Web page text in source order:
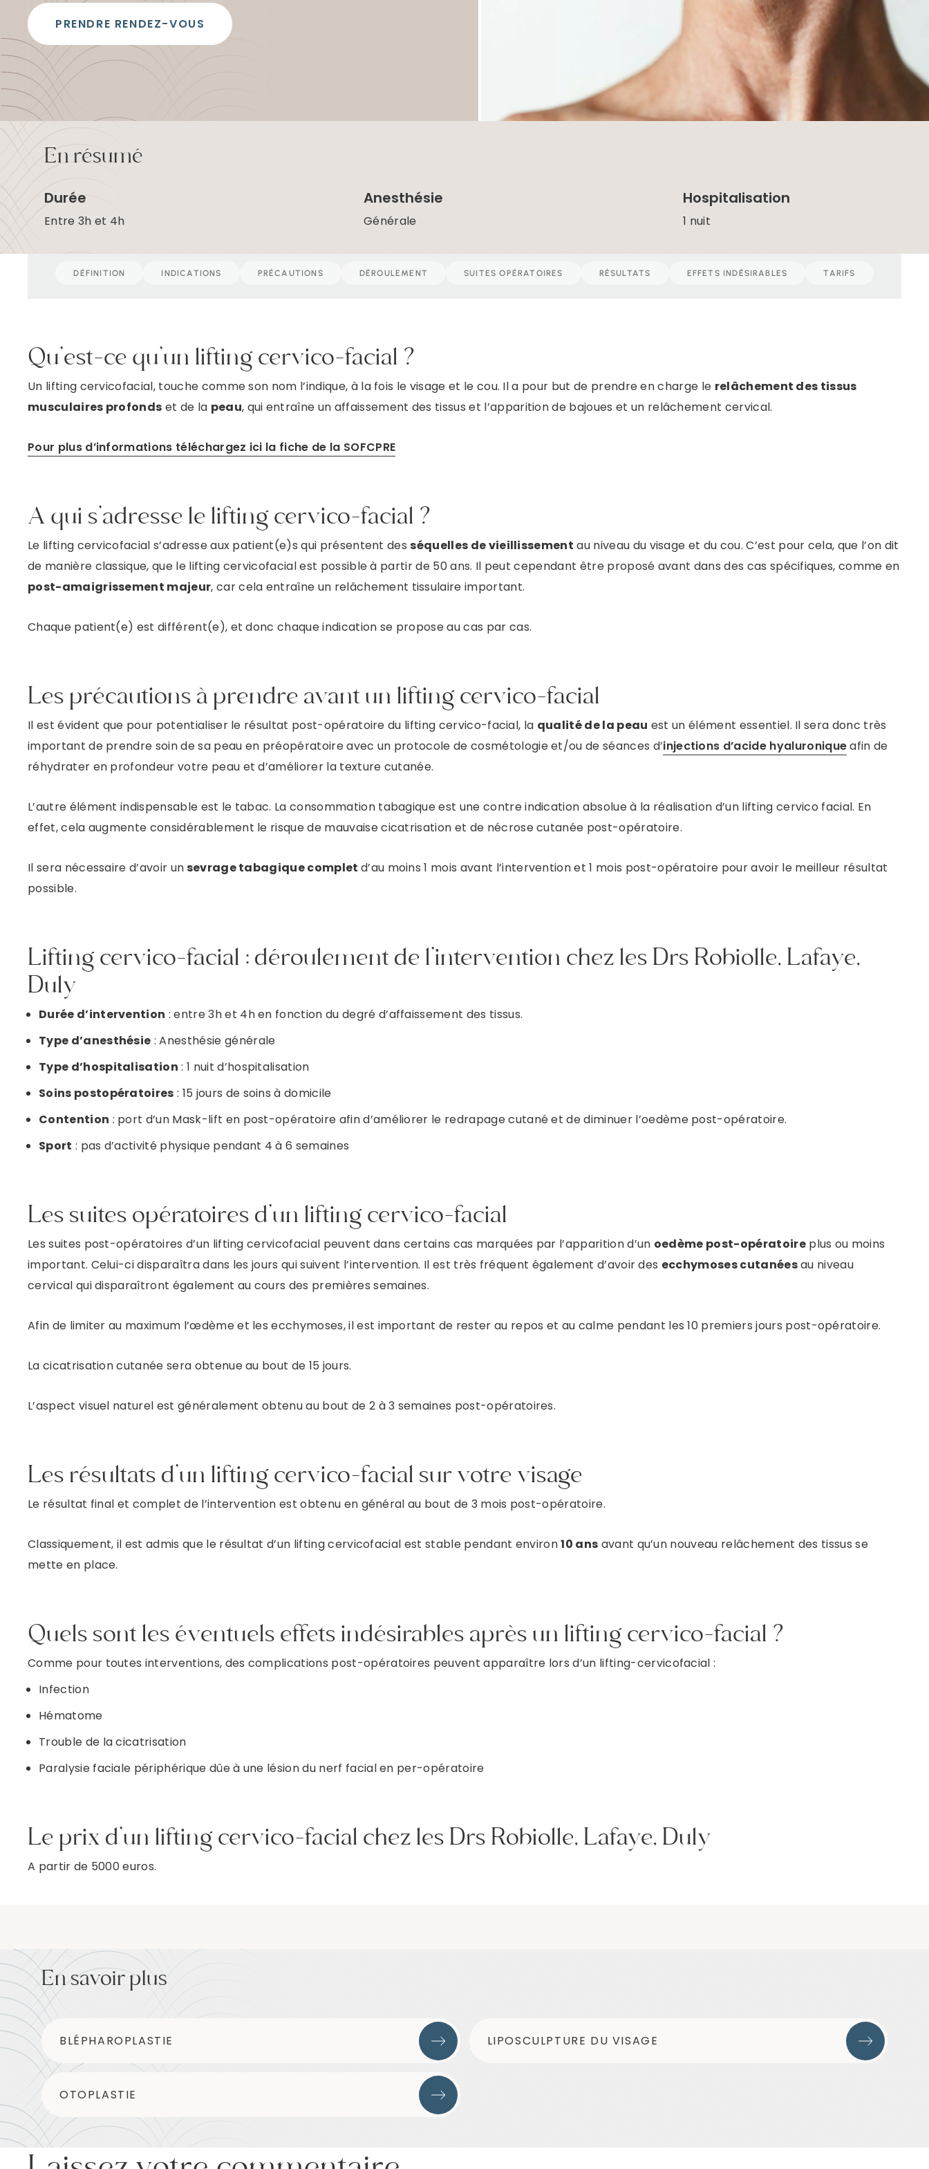
c
o
n
n
u
PRENDRE RENDEZ-VOUS
En résumé
Durée
Entre 3h et 4h
Anesthésie
Générale
Hospitalisation
1 nuit
DÉFINITION INDICATIONS PRÉCAUTIONS DÉROULEMENT SUITES OPÉRATOIRES RÉSULTATS EFFETS INDÉSIRABLES TARIFS
Qu’est-ce qu’un lifting cervico-facial ?
Un lifting cervicofacial, touche comme son nom l’indique, à la fois le visage et le cou. Il a pour but de prendre en charge le relâchement des tissus
musculaires profonds et de la peau, qui entraîne un affaissement des tissus et l’apparition de bajoues et un relâchement cervical.
Pour plus d’informations téléchargez ici la fiche de la SOFCPRE
A qui s’adresse le lifting cervico-facial ?
Le lifting cervicofacial s’adresse aux patient(e)s qui présentent des séquelles de vieillissement au niveau du visage et du cou. C’est pour cela, que l’on dit
de manière classique, que le lifting cervicofacial est possible à partir de 50 ans. Il peut cependant être proposé avant dans des cas spécifiques, comme en
post-amaigrissement majeur, car cela entraîne un relâchement tissulaire important.
Chaque patient(e) est différent(e), et donc chaque indication se propose au cas par cas.
Les précautions à prendre avant un lifting cervico-facial
Il est évident que pour potentialiser le résultat post-opératoire du lifting cervico-facial, la qualité de la peau est un élément essentiel. Il sera donc très
important de prendre soin de sa peau en préopératoire avec un protocole de cosmétologie et/ou de séances d’injections d’acide hyaluroniqueafin de
réhydrater en profondeur votre peau et d’améliorer la texture cutanée.
L’autre élément indispensable est le tabac. La consommation tabagique est une contre indication absolue à la réalisation d’un lifting cervico facial. En
effet, cela augmente considérablement le risque de mauvaise cicatrisation et de nécrose cutanée post-opératoire.
Il sera nécessaire d’avoir un sevrage tabagique complet d’au moins 1 mois avant l’intervention et 1 mois post-opératoire pour avoir le meilleur résultat
possible.
Lifting cervico-facial : déroulement de l’intervention chez les Drs Robiolle, Lafaye,
Duly
Durée d’intervention : entre 3h et 4h en fonction du degré d’affaissement des tissus.
Type d’anesthésie : Anesthésie générale
Type d’hospitalisation : 1 nuit d’hospitalisation
Soins postopératoires : 15 jours de soins à domicile
Contention : port d’un Mask-lift en post-opératoire afin d’améliorer le redrapage cutané et de diminuer l’oedème post-opératoire.
Sport : pas d’activité physique pendant 4 à 6 semaines
Les suites opératoires d’un lifting cervico-facial
Les suites post-opératoires d’un lifting cervicofacial peuvent dans certains cas marquées par l’apparition d’un oedème post-opératoireplus ou moins
important. Celui-ci disparaîtra dans les jours qui suivent l’intervention. Il est très fréquent également d’avoir des ecchymoses cutanéesau niveau
cervical qui disparaîtront également au cours des premières semaines.
Afin de limiter au maximum l’œdème et les ecchymoses, il est important de rester au repos et au calme pendant les 10 premiers jours post-opératoire.
La cicatrisation cutanée sera obtenue au bout de 15 jours.
L’aspect visuel naturel est généralement obtenu au bout de 2 à 3 semaines post-opératoires.
Les résultats d’un lifting cervico-facial sur votre visage
Le résultat final et complet de l’intervention est obtenu en général au bout de 3 mois post-opératoire.
Classiquement, il est admis que le résultat d’un lifting cervicofacial est stable pendant environ10 ans avant qu’un nouveau relâchement des tissus se
mette en place.
Quels sont les éventuels effets indésirables après un lifting cervico-facial ?
Comme pour toutes interventions, des complications post-opératoires peuvent apparaître lors d’un lifting-cervicofacial :
Infection
Hématome
Trouble de la cicatrisation
Paralysie faciale périphérique dûe à une lésion du nerf facial en per-opératoire
Le prix d’un lifting cervico-facial chez les Drs Robiolle, Lafaye, Duly
A partir de 5000 euros.
En savoir plus
BLÉPHAROPLASTIE LIPOSCULPTURE DU VISAGE
OTOPLASTIE
DR ROBIOLLE
DR DULY
DR LAFAYE
PRENDRE RENDEZ-VOUS